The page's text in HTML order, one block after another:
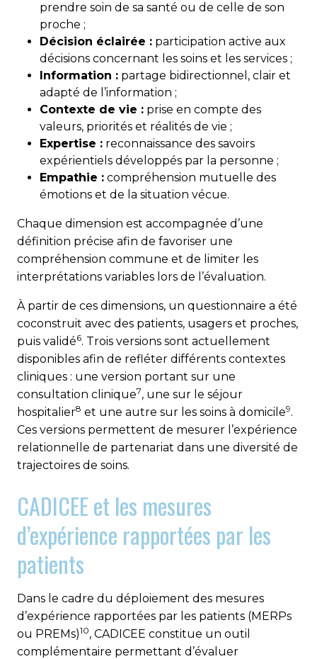
prendre soin de sa santé ou de celle de son
proche ;
Décision éclairée : participation active aux
décisions concernant les soins et les services ;
Information : partage bidirectionnel, clair et
adapté de l’information ;
Contexte de vie : prise en compte des
valeurs, priorités et réalités de vie ;
Expertise : reconnaissance des savoirs
expérientiels développés par la personne ;
Empathie : compréhension mutuelle des
émotions et de la situation vécue.
Chaque dimension est accompagnée d’une
définition précise afin de favoriser une
compréhension commune et de limiter les
interprétations variables lors de l’évaluation.
À partir de ces dimensions, un questionnaire a été
coconstruit avec des patients, usagers et proches,
puis validé6. Trois versions sont actuellement
disponibles afin de refléter différents contextes
cliniques : une version portant sur une
consultation clinique7, une sur le séjour
hospitalier8 et une autre sur les soins à domicile9.
Ces versions permettent de mesurer l’expérience
relationnelle de partenariat dans une diversité de
trajectoires de soins.
CADICEE et les mesures
d’expérience rapportées par les
patients
Dans le cadre du déploiement des mesures
d’expérience rapportées par les patients (MERPs
ou PREMs)10, CADICEE constitue un outil
complémentaire permettant d’évaluer